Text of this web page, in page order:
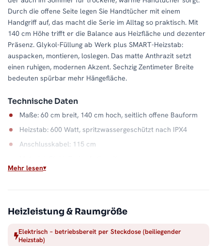
Durch die offene Seite legen Sie Handtücher mit einem
Handgriff auf, das macht die Serie im Alltag so praktisch. Mit
140 cm Höhe trifft er die Balance aus Heizfläche und dezenter
Präsenz. Glykol-Füllung ab Werk plus SMART-Heizstab:
auspacken, montieren, loslegen. Das matte Anthrazit setzt
einen ruhigen, modernen Akzent. Sechzig Zentimeter Breite
bedeuten spürbar mehr Hängefläche.
Technische Daten
Maße: 60 cm breit, 140 cm hoch, seitlich offene Bauform
Heizstab: 600 Watt, spritzwassergeschützt nach IPX4
Anschlusskabel: 115 cm
Handtücher auch, wenn die Zentralheizung ruht: im Sommer, in
der Übergangszeit oder im Gäste-WC ohne Heizungsanschluss.
Der Stahlkorpus verteilt die Wärme gleichmäßig über die
offene Front. Alle Größen und Ausführungen finden Sie in der
Mehr lesen
Heizleistung & Raumgröße
Elektrisch – betriebsbereit per Steckdose (beiliegender
Heizstab)